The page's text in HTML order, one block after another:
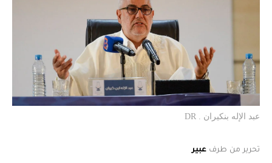
عبد الإله بنكيران . DR
تحرير من طرف عبير